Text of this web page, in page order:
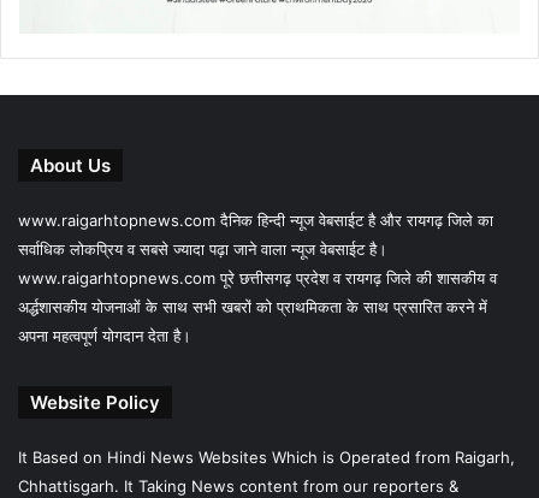
About Us
www.raigarhtopnews.com दैनिक हिन्दी न्यूज वेबसाईट है और रायगढ़ जिले का
सर्वाधिक लोकप्रिय व सबसे ज्यादा पढ़ा जाने वाला न्यूज वेबसाईट है।
www.raigarhtopnews.com पूरे छत्तीसगढ़ प्रदेश व रायगढ़ जिले की शासकीय व
अर्द्धशासकीय योजनाओं के साथ सभी खबरों को प्राथमिकता के साथ प्रसारित करने में
अपना महत्वपूर्ण योगदान देता है।
Website Policy
It Based on Hindi News Websites Which is Operated from Raigarh,
Chhattisgarh. It Taking News content from our reporters &